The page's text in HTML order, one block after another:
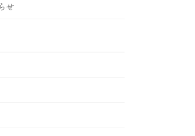
せ